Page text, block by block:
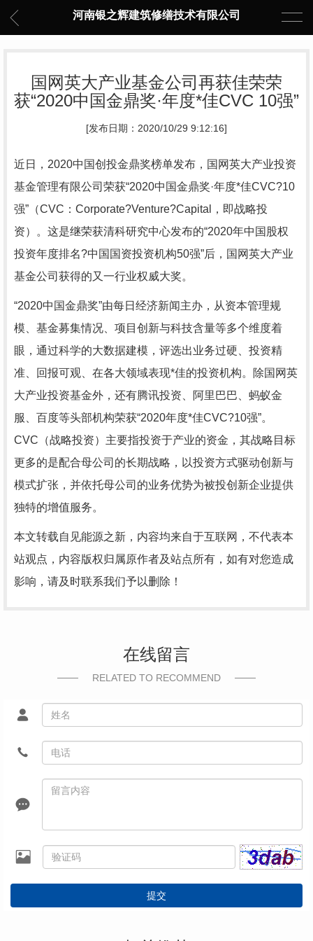
河南银之辉建筑修缮技术有限公司
国网英大产业基金公司再获佳荣荣
获“2020中国金鼎奖·年度*佳CVC 10强”
[发布日期：2020/10/29 9:12:16]
近日，2020中国创投金鼎奖榜单发布，国网英大产业投资
基金管理有限公司荣获“2020中国金鼎奖·年度*佳CVC?10
强”（CVC：Corporate?Venture?Capital，即战略投
资）。这是继荣获清科研究中心发布的“2020年中国股权
投资年度排名?中国国资投资机构50强”后，国网英大产业
基金公司获得的又一行业权威大奖。
“2020中国金鼎奖”由每日经济新闻主办，从资本管理规
模、基金募集情况、项目创新与科技含量等多个维度着
眼，通过科学的大数据建模，评选出业务过硬、投资精
准、回报可观、在各大领域表现*佳的投资机构。除国网英
大产业投资基金外，还有腾讯投资、阿里巴巴、蚂蚁金
服、百度等头部机构荣获“2020年度*佳CVC?10强”。
CVC（战略投资）主要指投资于产业的资金，其战略目标
更多的是配合母公司的长期战略，以投资方式驱动创新与
模式扩张，并依托母公司的业务优势为被投创新企业提供
独特的增值服务。
本文转载自见能源之新，内容均来自于互联网，不代表本
站观点，内容版权归属原作者及站点所有，如有对您造成
影响，请及时联系我们予以删除！
在线留言
RELATED TO RECOMMEND
提交